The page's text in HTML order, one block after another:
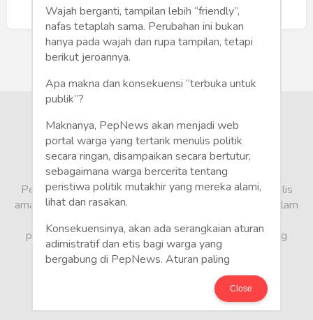
Humaniora
Sketsa
Tekno
Gaya
Wisata
Wanita
Buat Akun Baru
Wajah berganti, tampilan lebih “friendly”,
nafas tetaplah sama. Perubahan ini bukan
hanya pada wajah dan rupa tampilan, tetapi
berikut jeroannya.
Apa makna dan konsekuensi “terbuka untuk
publik”?
Maknanya, PepNews akan menjadi web
portal warga yang tertarik menulis politik
secara ringan, disampaikan secara bertutur,
sebagaimana warga bercerita tentang
peristiwa politik mutakhir yang mereka alami,
lihat dan rasakan.
Konsekuensinya, akan ada serangkaian aturan
adimistratif dan etis bagi warga yang
bergabung di PepNews. Aturan paling
mendasar adalah setiap penulis wajib
menggunakan identitas asli sesuai kartu
keterangan penduduk. Demikian juga foto
Close
PepNews.com adalah media warga, tempat bagi penulis
amatir dan profesional menyampaikan berbagai opini dalam
pandang tidak biasa, yang berbeda dari sudut pandang
berita media arus utama.